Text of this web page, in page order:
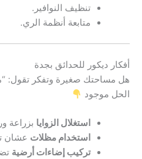
تنظيف النوافير.
متابعة أنظمة الري.
أفكار ديكور للحدائق بجدة
هل مساحتك صغيرة وتفكر تقول:
الحل موجود
استغلال الزوايا بزراعة
استخدام مظلات عشان
تركيب إضاءات أرضية